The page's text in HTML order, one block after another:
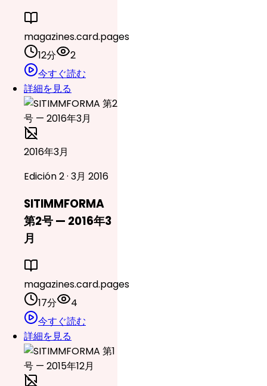
magazines.card.pages
12分
2
今すぐ読む
詳細を見る
2016年3月
Edición 2 · 3月 2016
SITIMMFORMA
第2号 — 2016年3
月
magazines.card.pages
17分
4
今すぐ読む
詳細を見る